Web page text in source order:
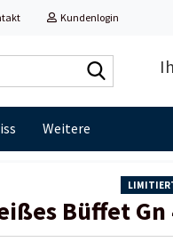
Kundenlogin
Weitere
Büffet Gn